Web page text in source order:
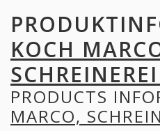
KOCH
PRODUCTS
MARCO,